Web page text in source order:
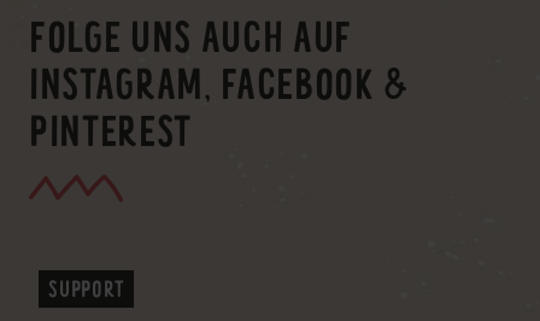
FOLGE UNS AUCH AUF
INSTAGRAM, FACEBOOK &
PINTEREST
SUPPORT